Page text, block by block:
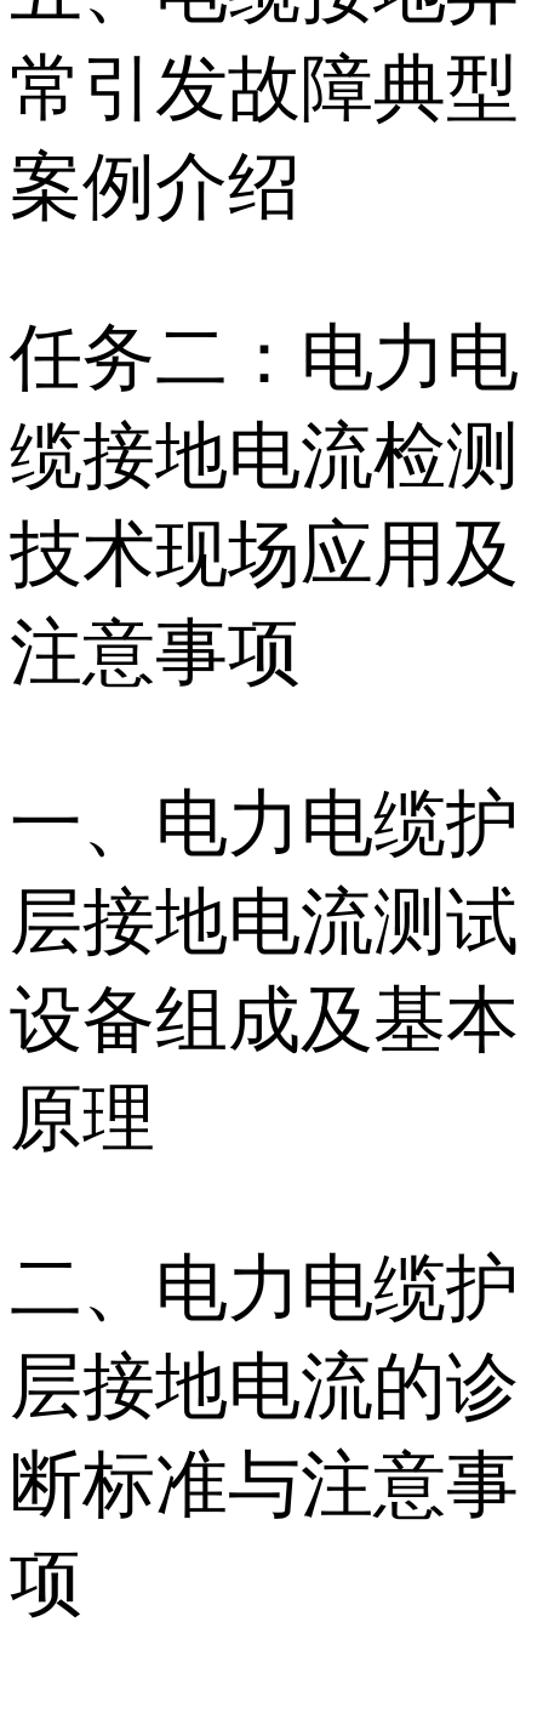
常引发故障典型
案例介绍
任务二：电力电
缆接地电流检测
技术现场应用及
注意事项
一、电力电缆护
层接地电流测试
设备组成及基本
原理
二、电力电缆护
层接地电流的诊
断标准与注意事
项